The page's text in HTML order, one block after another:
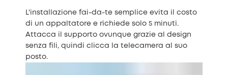
L'installazione fai-da-te semplice evita il costo
di un appaltatore e richiede solo 5 minuti.
Attacca il supporto ovunque grazie al design
senza fili, quindi clicca la telecamera al suo
posto.